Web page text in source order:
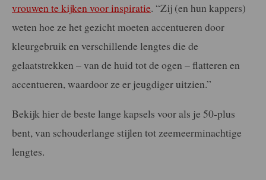
vrouwen te kijken voor inspiratie. “Zij (en hun kappers)
weten hoe ze het gezicht moeten accentueren door
kleurgebruik en verschillende lengtes die de
gelaatstrekken – van de huid tot de ogen – flatteren en
accentueren, waardoor ze er jeugdiger uitzien.”
Bekijk hier de beste lange kapsels voor als je 50-plus
bent, van schouderlange stijlen tot zeemeerminachtige
lengtes.